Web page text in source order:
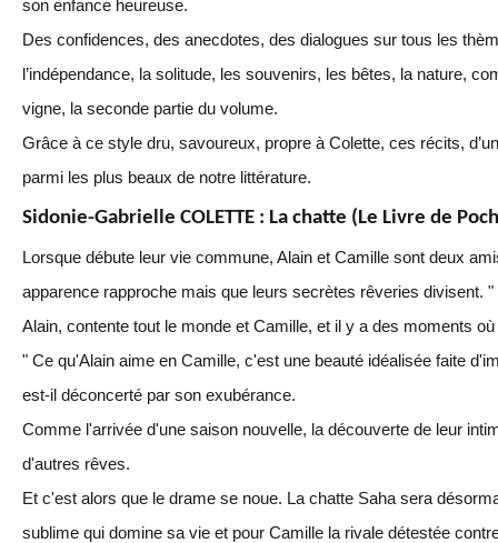
son enfance heureuse.
Des confidences, des anecdotes, des dialogues sur tous les
l’indépendance, la solitude, les souvenirs, les bêtes, la nature,
vigne, la seconde partie du volume.
Grâce à ce style dru, savoureux, propre à Colette, ces récits,
parmi les plus beaux de notre littérature.
Sidonie-Gabrielle COLETTE : La chatte (Le Livre de
Lorsque débute leur vie commune, Alain et Camille sont deux
apparence rapproche mais que leurs secrètes rêveries divisent.
Alain, contente tout le monde et Camille, et il y a des moments
" Ce qu'Alain aime en Camille, c'est une beauté idéalisée faite
est-il déconcerté par son exubérance.
Comme l'arrivée d'une saison nouvelle, la découverte de leur
d'autres rêves.
Et c'est alors que le drame se noue. La chatte Saha sera
sublime qui domine sa vie et pour Camille la rivale détestée